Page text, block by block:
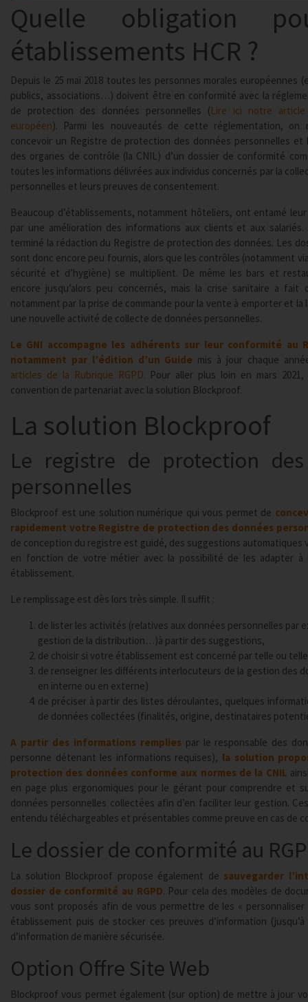
Quelle obligation
établissements HCR ?
Depuis le 25 mai 2018 toutes les personnes morales européennes
publics, associations…) doivent être en conformité avec la
de protection des données personnelles (Lire ici notre
européen). Parmi les nouveautés de cette réglementation, on
concevoir un Registre de protection des données personnelles et
des organes de contrôle (la CNIL) d’un dossier de conformité
toutes les informations délivrées aux individus concernés par la
personnelles et leurs preuves de consentement.
Beaucoup d’établissements, notamment hôteliers, ont entamé
par une amélioration des informations aux clients et aux
terminé la rédaction du Registre de protection des données. Les
sont donc encore peu fournis, alors que les contrôles (notamment
sécurité et d’hygiène) se multiplient. De même les bars et
encore jusqu’alors peu concernés, mais la crise sanitaire a fait
notamment par la prise de commande pour la vente à emporter et la
une nouvelle activité de collecte de données personnelles.
Le GNI accompagne les adhérents sur leur conformité au
notamment par l’édition d’un Guide mis à jour chaque
articles de la Rubrique RGPD. Pour aller plus loin en mars
convention de partenariat avec la solution Blockproof.
La solution Blockproof
Le registre de protection
personnelles
Blockproof est une solution numérique qui vous permet de
rapidement votre Registre de protection des données
de conception du registre est guidé, des suggestions automatiques
en fonction de votre métier avec la possibilité de les adapter à
établissement.
Le remplissage est dès lors très simple. Il suffit :
de lister les activités (relatives aux données personnelles par
gestion de la distribution…)à partir des suggestions,
de choisir si votre établissement est concerné par telle ou
de renseigner les différents interlocuteurs de la gestion des
en interne ou en externe)
de préciser à partir des listes déroulantes, quelques
de données collectées (finalités, origine, destinataires
A partir des informations rempliespar le responsable des
personne détenant les informations requises), la solution
protection des données conforme aux normes de la CNIL
en page plus ergonomiques pour le gérant pour comprendre et
données personnelles collectées afin d’en faciliter leur gestion.
entendu téléchargeables et présentables comme preuve en cas de
Le dossier de conformité au
La solution Blockproof propose également de sauvegarder
dossier de conformité au RGPD. Pour cela des modèles de
vous sont proposés afin de vous permettre de les « personnaliser
établissement puis de stocker ces preuves d’information
d’information de manière sécurisée.
Option Offre Site Web
Blockproof vous permet également (sur option) de mettre à jour